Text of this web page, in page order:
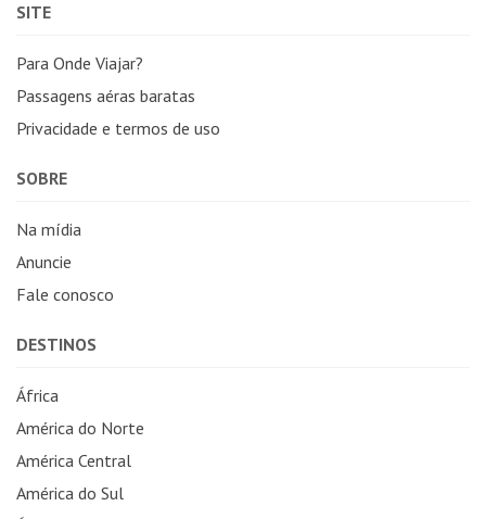
SITE
Para Onde Viajar?
Passagens aéras baratas
Privacidade e termos de uso
SOBRE
Na mídia
Anuncie
Fale conosco
DESTINOS
África
América do Norte
América Central
América do Sul